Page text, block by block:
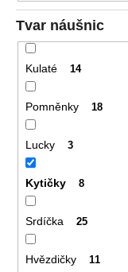
Tvar náušnic
Kulaté 14
Pomněnky 18
Lucky 3
Kytičky 8
Srdíčka 25
Hvězdičky 11